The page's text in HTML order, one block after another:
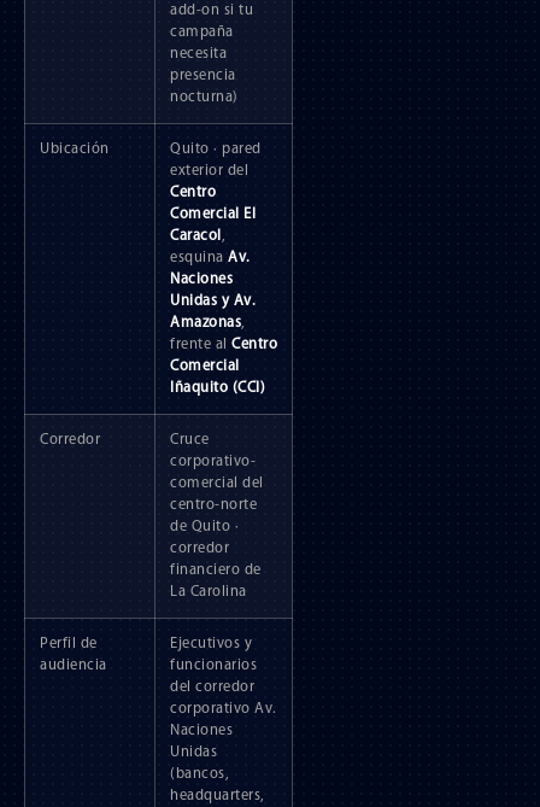
add-on si tu
campaña
necesita
presencia
nocturna)
Ubicación
Quito · pared
exterior del
Centro
Comercial El
Caracol ,
esquina Av.
Naciones
Unidas y Av.
Amazonas,
frente al Centro
Comercial
Iñaquito (CCI)
Corredor
Cruce
corporativo-
comercial del
centro-norte
de Quito ·
corredor
financiero de
La Carolina
Perfil de
audiencia
Ejecutivos y
funcionarios
del corredor
corporativo Av.
Naciones
Unidas
(bancos,
headquarters,